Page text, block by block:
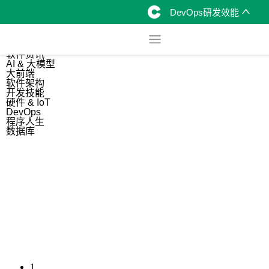
DevOps研发效能
软件资讯
AI & 大模型
大前端
软件架构
开发技能
硬件 & IoT
DevOps
程序人生
数据库
1